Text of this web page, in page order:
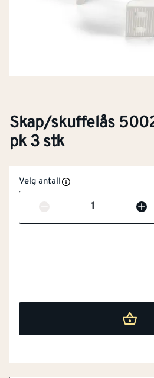
Skap/skuffelås
pk 3 stk
Velg antall
Antall